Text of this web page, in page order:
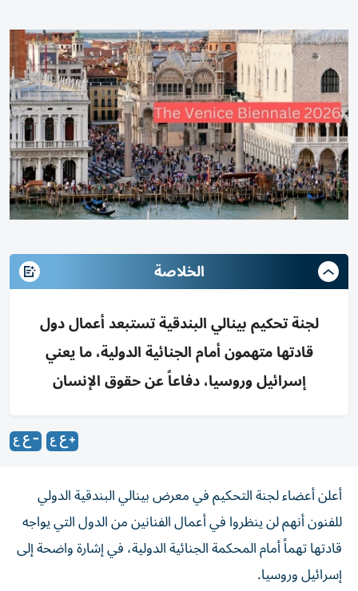
الخلاصة
لجنة تحكيم بينالي البندقية تستبعد أعمال دول
قادتها متهمون أمام الجنائية الدولية، ما يعني
إسرائيل وروسيا، دفاعاً عن حقوق الإنسان
أعلن أعضاء لجنة التحكيم في معرض بينالي البندقية الدولي
للفنون أنهم لن ينظروا في أعمال الفنانين ‌من الدول التي يواجه
قادتها تهماً أمام المحكمة الجنائية الدولية، في ​إشارة واضحة إلى
إسرائيل وروسيا.